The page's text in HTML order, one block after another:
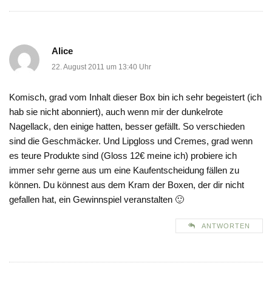
Alice
22. August 2011 um 13:40 Uhr
Komisch, grad vom Inhalt dieser Box bin ich sehr begeistert (ich
hab sie nicht abonniert), auch wenn mir der dunkelrote
Nagellack, den einige hatten, besser gefällt. So verschieden
sind die Geschmäcker. Und Lipgloss und Cremes, grad wenn
es teure Produkte sind (Gloss 12€ meine ich) probiere ich
immer sehr gerne aus um eine Kaufentscheidung fällen zu
können. Du könnest aus dem Kram der Boxen, der dir nicht
gefallen hat, ein Gewinnspiel veranstalten 🙂
ANTWORTEN